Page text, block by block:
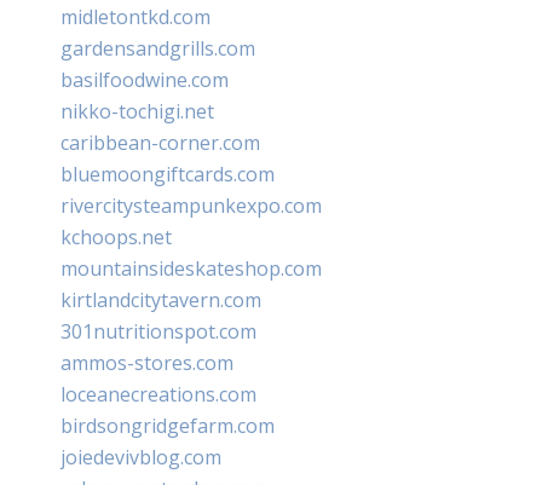
midletontkd.com
gardensandgrills.com
basilfoodwine.com
nikko-tochigi.net
caribbean-corner.com
bluemoongiftcards.com
rivercitysteampunkexpo.com
kchoops.net
mountainsideskateshop.com
kirtlandcitytavern.com
301nutritionspot.com
ammos-stores.com
loceanecreations.com
birdsongridgefarm.com
joiedevivblog.com